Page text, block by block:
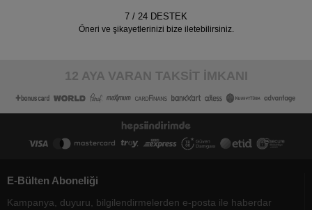
7 / 24 DESTEK
Öneri ve şikayetlerinizi bize iletebilirsiniz.
12 AYA VARAN TAKSİT İMKANI
E-Bülten Aboneliği
Kampanya, duyuru, bilgilendirmelerden e-posta ile haberdar